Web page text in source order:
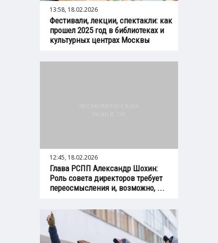
13:58, 18.02.2026
Фестивали, лекции, спектакли: как
прошел 2025 год в библиотеках и
культурных центрах Москвы
12:45, 18.02.2026
Глава РСПП Александр Шохин:
Роль совета директоров требует
переосмысления и, возможно, ...